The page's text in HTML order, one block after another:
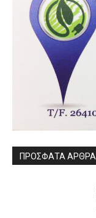
ΠΡΟΣΦΑΤΑ ΑΡΘΡΑ